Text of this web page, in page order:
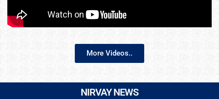
More Videos..
NIRVAY NEWS